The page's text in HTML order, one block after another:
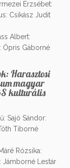
Erzsébet:
Csikász Judit
Albert:
Ópris Gáborné
Harasztosi
magyar
kulturális
Sajó Sándor:
Tiborné
Rózsika:
Jámborné Lestár